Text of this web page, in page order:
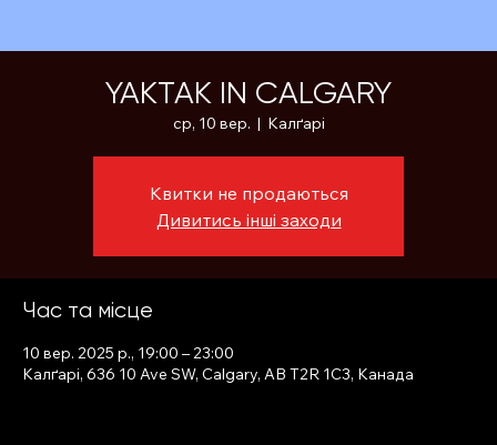
YAKTAK IN CALGARY
ср, 10 вер.
  |
Калґарі
Квитки не продаються
Дивитись інші заходи
Час та місце
10 вер. 2025 р., 19:00 – 23:00
Калґарі, 636 10 Ave SW, Calgary, AB T2R 1C3, Канада